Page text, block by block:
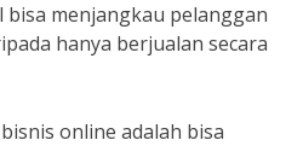
menjangkau pelanggan
hanya berjualan secara
online adalah bisa